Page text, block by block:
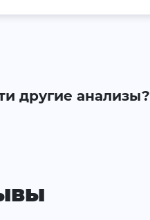
другие анализы?